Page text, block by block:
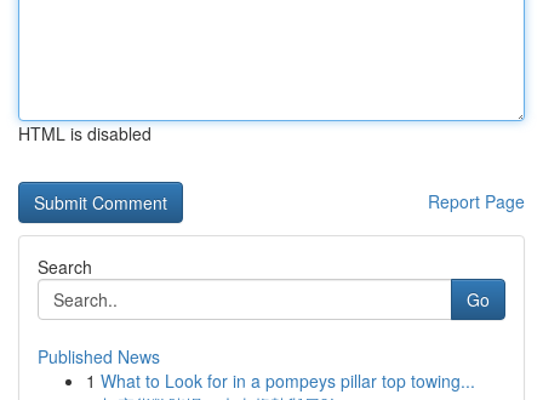
HTML is disabled
Report Page
Search
Go
Published News
1 What to Look for in a pompeys pillar top towing...